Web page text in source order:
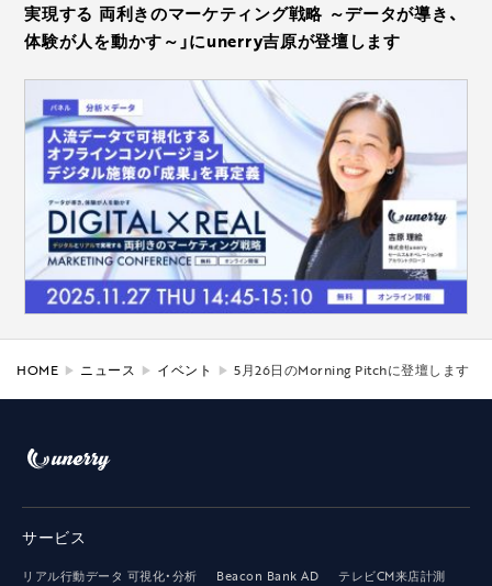
実現する 両利きのマーケティング戦略 ～データが導き、
体験が人を動かす～」にunerry吉原が登壇します
HOME ニュース イベント 5月26日のMorning Pitchに登壇します
サービス
リアル行動データ 可視化・分析 Beacon Bank AD
テレビCM来店計測